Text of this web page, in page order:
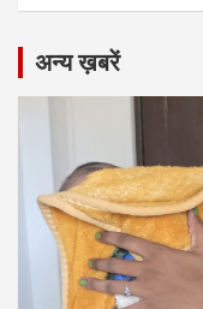
अन्य ख़बरें